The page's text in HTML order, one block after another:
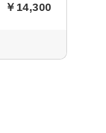
￥14,300